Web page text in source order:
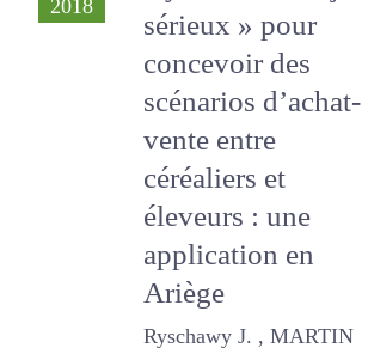
#235
Dynamix, un « jeu
sérieux » pour
concevoir des
scénarios d’achat-
vente entre
céréaliers et
éleveurs : une
application en
Ariège